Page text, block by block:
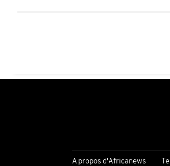
A propos d'Africanews